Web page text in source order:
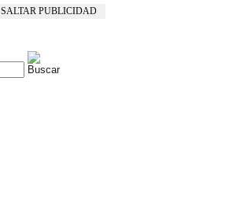
SALTAR PUBLICIDAD